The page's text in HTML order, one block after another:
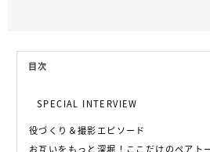
目次
SPECIAL INTERVIEW
役づくり＆撮影エピソード
お互いをもっと深堀！ここだけのペアト